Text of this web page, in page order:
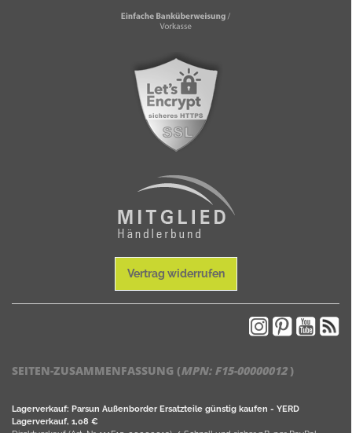
Vertrag widerrufen
SEITEN-ZUSAMMENFASSUNG (MPN: F15-00000012)
Lagerverkauf: Parsun Außenborder Ersatzteile günstig kaufen - YERD
Lagerverkauf, 1,08 €